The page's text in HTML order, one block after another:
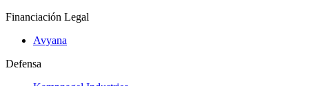
Financiación Legal
Avyana
Defensa